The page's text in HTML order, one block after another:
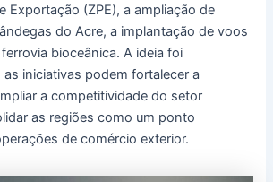
Exportação (ZPE), a ampliação de
do Acre, a implantação de voos
bioceânica. A ideia foi
iniciativas podem fortalecer a
a competitividade do setor
as regiões como um ponto
de comércio exterior.